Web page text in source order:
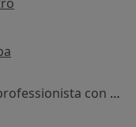
Questo centro non ha nessun professionista con date disponibili